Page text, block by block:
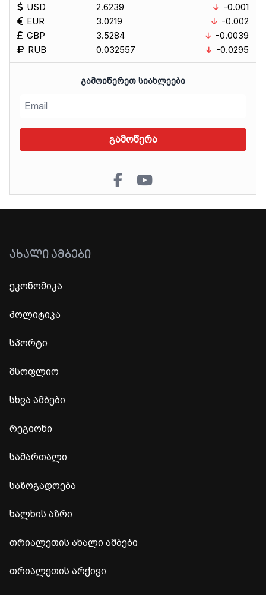
USD
EUR
GBP
RUB
2.6239
3.0219
3.5284
0.032557
-0.001
-0.002
-0.0039
-0.0295
ᲒᲐᲛᲝᲘᲬᲔᲠᲔᲗ ᲡᲘᲐᲮᲚᲔᲔᲑᲘ
გამოწერა
ᲐᲮᲐᲚᲘ ᲐᲛᲑᲔᲑᲘ
ეკონომიკა
პოლიტიკა
სპორტი
მსოფლიო
სხვა ამბები
რეგიონი
სამართალი
საზოგადოება
ხალხის აზრი
თრიალეთის ახალი ამბები
თრიალეთის არქივი